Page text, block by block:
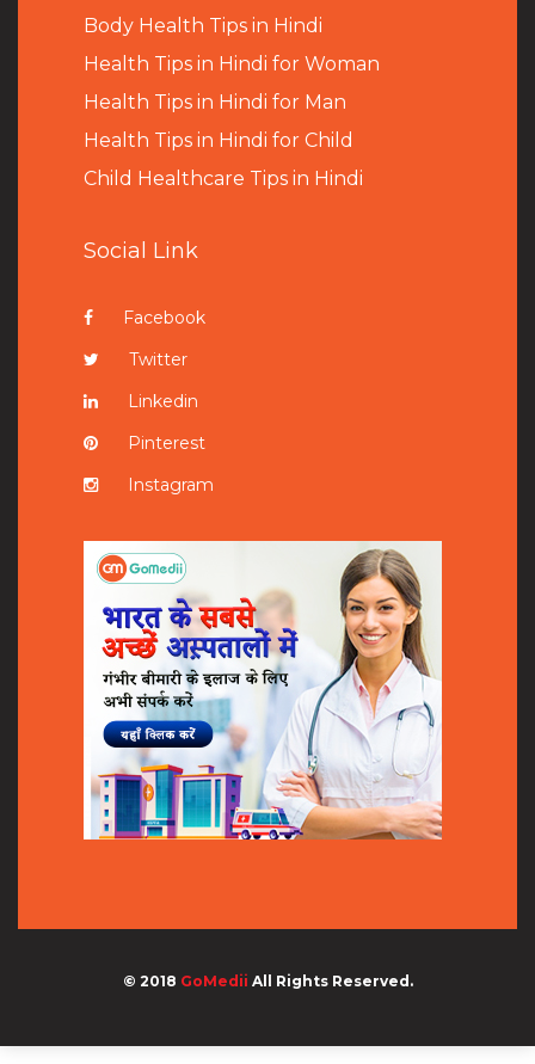
Body Health Tips in Hindi
Health Tips in Hindi for Woman
Health Tips in Hindi for Man
Health Tips in Hindi for Child
Child Healthcare Tips in Hindi
Social Link
Facebook
Twitter
Linkedin
Pinterest
Instagram
© 2018 GoMedii All Rights Reserved.